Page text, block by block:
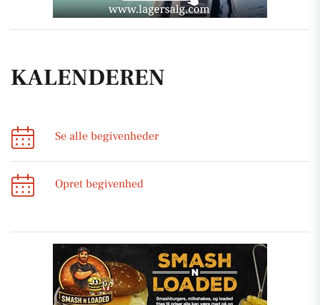
KALENDEREN
Se alle begivenheder
Opret begivenhed